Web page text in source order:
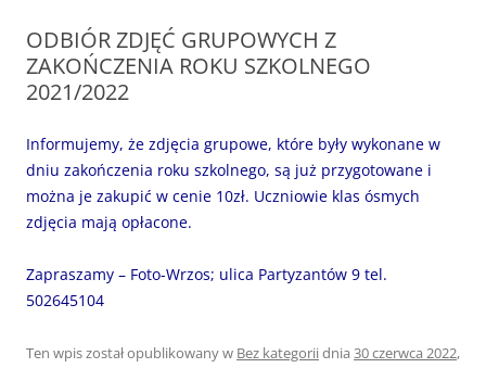
ODBIÓR ZDJĘĆ GRUPOWYCH Z
ZAKOŃCZENIA ROKU SZKOLNEGO
2021/2022
Informujemy, że zdjęcia grupowe, które były wykonane w
dniu zakończenia roku szkolnego, są już przygotowane i
można je zakupić w cenie 10zł. Uczniowie klas ósmych
zdjęcia mają opłacone.
Zapraszamy – Foto-Wrzos; ulica Partyzantów 9 tel.
502645104
Ten wpis został opublikowany w Bez kategoriidnia 30 czerwca 2022,